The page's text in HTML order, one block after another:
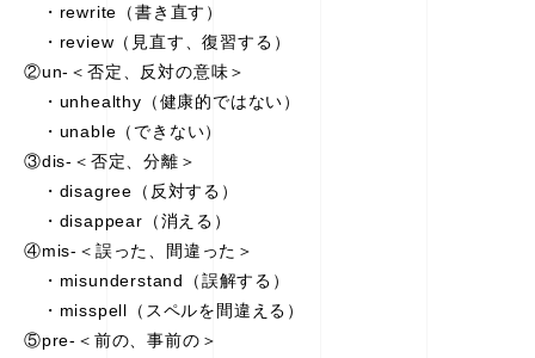
・rewrite（書き直す）
・review（見直す、復習する）
②un-＜否定、反対の意味＞
・unhealthy（健康的ではない）
・unable（できない）
③dis-＜否定、分離＞
・disagree（反対する）
・disappear（消える）
④mis-＜誤った、間違った＞
・misunderstand（誤解する）
・misspell（スペルを間違える）
⑤pre-＜前の、事前の＞